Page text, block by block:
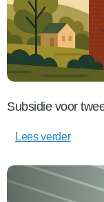
Subsidie voor
Lees verder